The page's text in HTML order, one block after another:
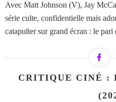
Avec Matt Johnson (V), Jay
série culte, confidentielle mais
catapulter sur grand écran : le pari
CRITIQUE CINÉ :